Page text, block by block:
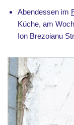
Abendessen im
Küche, am
Ion Brezoianu